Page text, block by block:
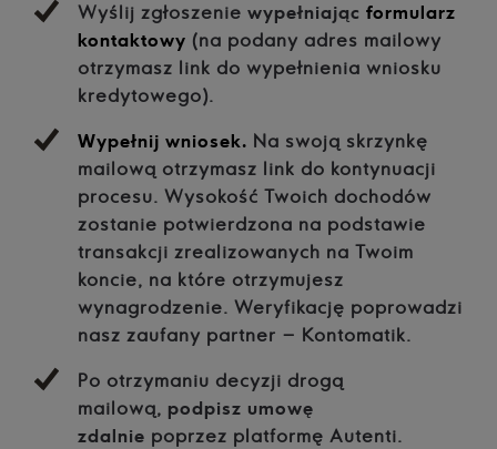
Wyślij zgłoszenie wypełniając formularz
kontaktowy (na podany adres mailowy
otrzymasz link do wypełnienia wniosku
kredytowego).
Wypełnij wniosek. Na swoją skrzynkę
mailową otrzymasz link do kontynuacji
procesu. Wysokość Twoich dochodów
zostanie potwierdzona na podstawie
transakcji zrealizowanych na Twoim
koncie, na które otrzymujesz
wynagrodzenie. Weryfikację poprowadzi
nasz zaufany partner – Kontomatik.
Po otrzymaniu decyzji drogą
mailową, podpisz umowę
zdalnie poprzez platformę Autenti.